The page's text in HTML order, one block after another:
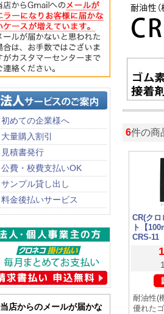
初めての企業様へ
大量購入割引
見積書発行
公費・校費支払いOK
サンプル貸し出し
料金後払いサービス
当店からのメールが届かな
6件の商
CR(クロ
ト【
CRS-11
耐油性(
優れた